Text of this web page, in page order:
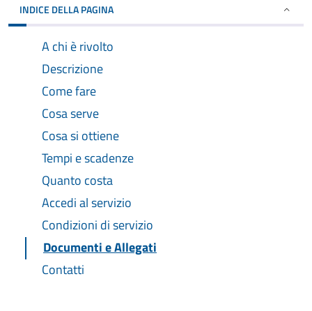
INDICE DELLA PAGINA
A chi è rivolto
Descrizione
Come fare
Cosa serve
Cosa si ottiene
Tempi e scadenze
Quanto costa
Accedi al servizio
Condizioni di servizio
Documenti e Allegati
Contatti